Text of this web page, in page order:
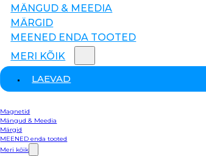
MÄNGUD & MEEDIA
MÄRGID
MEENED ENDA TOOTED
MERI KÕIK
LAEVAD
Magnetid
Mängud & Meedia
Märgid
MEENED enda tooted
Meri kõik